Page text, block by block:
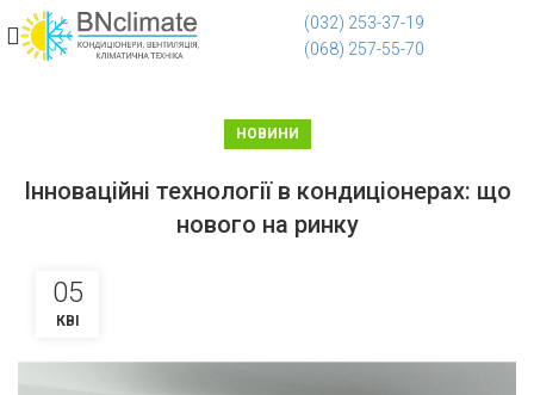
(032) 253-37-19
(068) 257-55-70
НОВИНИ
Інноваційні технології в кондиціонерах: що
нового на ринку
05
КВІ